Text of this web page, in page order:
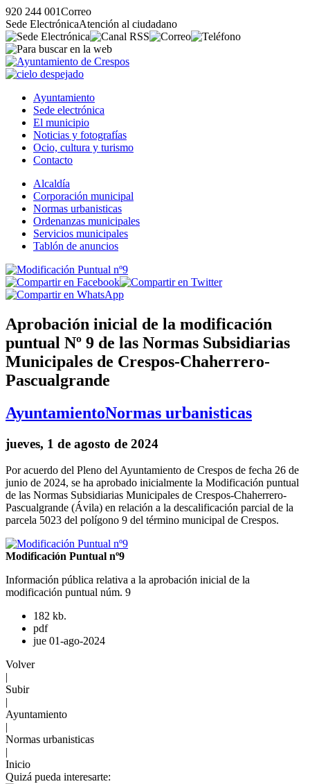
920 244 001Correo
Sede ElectrónicaAtención al ciudadano
Ayuntamiento
Sede electrónica
El municipio
Noticias y fotografías
Ocio, cultura y turismo
Contacto
Alcaldía
Corporación municipal
Normas urbanisticas
Ordenanzas municipales
Servicios municipales
Tablón de anuncios
Aprobación inicial de la modificación
puntual Nº 9 de las Normas Subsidiarias
Municipales de Crespos-Chaherrero-
Pascualgrande
AyuntamientoNormas urbanisticas
jueves, 1 de agosto de 2024
Por acuerdo del Pleno del Ayuntamiento de Crespos de fecha 26 de
junio de 2024, se ha aprobado inicialmente la Modificación puntual
de las Normas Subsidiarias Municipales de Crespos-Chaherrero-
Pascualgrande (Ávila) en relación a la descalificación parcial de la
parcela 5023 del polígono 9 del término municipal de Crespos.
Modificación Puntual nº9
Información pública relativa a la aprobación inicial de la
modificación puntual núm. 9
182 kb.
pdf
jue 01-ago-2024
Volver
|
Subir
|
Ayuntamiento
|
Normas urbanisticas
|
Inicio
Quizá pueda interesarte: